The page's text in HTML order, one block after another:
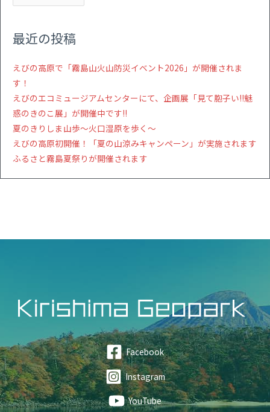
最近の投稿
えびの高原で「霧島山火山防災イベント2026」が開催されま
す！
えびのエコミュージアムセンターにて、企画展「見て胞子い!!魅
惑のきのこ展」が開催中です!!
夏のきりしま山歩～火口湿原を歩く～
えびの高原初開催！「夏の山涼みキャンペーン」が実施されます
ふるさと霧島夏祭りが開催されます
Facebook
Instagram
YouTube